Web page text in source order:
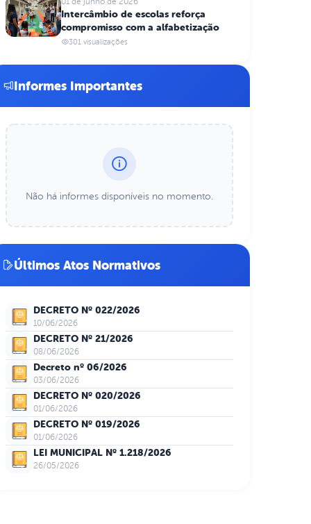
01 de junho de 2026
Intercâmbio de escolas reforça
compromisso com a alfabetização
301 visualizações
Informes Importantes
Não há informes disponíveis no momento.
Últimos Atos Normativos
DECRETO Nº 022/2026
10/06/2026
DECRETO Nº 21/2026
08/06/2026
Decreto nº 06/2026
03/06/2026
DECRETO Nº 020/2026
01/06/2026
DECRETO Nº 019/2026
01/06/2026
LEI MUNICIPAL Nº 1.218/2026
26/05/2026